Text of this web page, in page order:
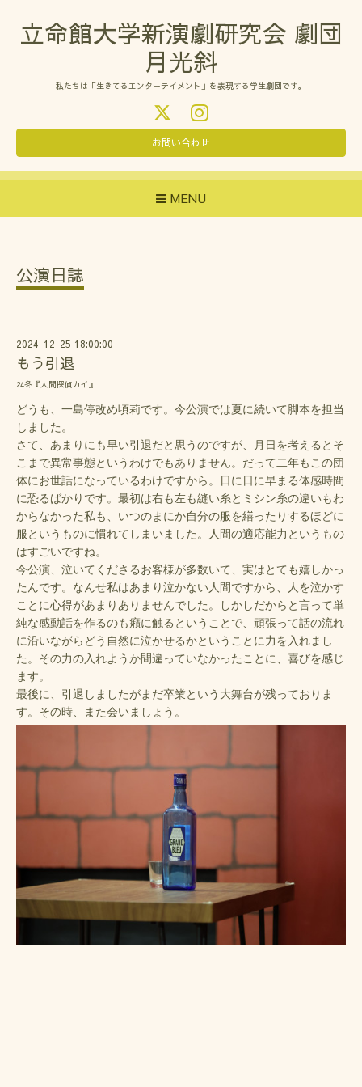
立命館大学新演劇研究会 劇団
月光斜
私たちは「生きてるエンターテイメント」を表現する学生劇団です。
お問い合わせ
MENU
公演日誌
2024-12-25 18:00:00
もう引退
24冬『人間探偵カイ』
どうも、一島停改め頃莉です。今公演では夏に続いて脚本を担当
しました。
さて、あまりにも早い引退だと思うのですが、月日を考えるとそ
こまで異常事態というわけでもありません。だって二年もこの団
体にお世話になっているわけですから。日に日に早まる体感時間
に恐るばかりです。最初は右も左も縫い糸とミシン糸の違いもわ
からなかった私も、いつのまにか自分の服を繕ったりするほどに
服というものに慣れてしまいました。人間の適応能力というもの
はすごいですね。
今公演、泣いてくださるお客様が多数いて、実はとても嬉しかっ
たんです。なんせ私はあまり泣かない人間ですから、人を泣かす
ことに心得があまりありませんでした。しかしだからと言って単
純な感動話を作るのも癪に触るということで、頑張って話の流れ
に沿いながらどう自然に泣かせるかということに力を入れまし
た。その力の入れようか間違っていなかったことに、喜びを感じ
ます。
最後に、引退しましたがまだ卒業という大舞台が残っておりま
す。その時、また会いましょう。